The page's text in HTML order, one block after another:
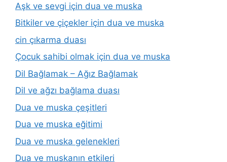
Aşk ve sevgi için dua ve muska
Bitkiler ve çiçekler için dua ve muska
cin çıkarma duası
Çocuk sahibi olmak için dua ve muska
Dil Bağlamak – Ağız Bağlamak
Dil ve ağzı bağlama duası
Dua ve muska çeşitleri
Dua ve muska eğitimi
Dua ve muska gelenekleri
Dua ve muskanın etkileri